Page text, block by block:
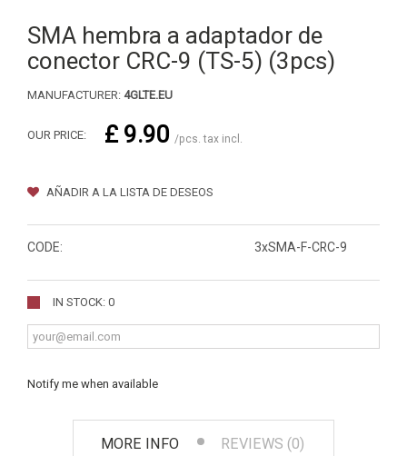
SMA hembra a adaptador de
conector CRC-9 (TS-5) (3pcs)
MANUFACTURER: 4GLTE.EU
OUR PRICE: £ 9.90 /pcs. tax incl.
AÑADIR A LA LISTA DE DESEOS
CODE: 3xSMA-F-CRC-9
IN STOCK: 0
Notify me when available
MORE INFO REVIEWS (0)